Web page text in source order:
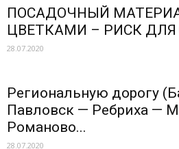
ПОСАДОЧНЫЙ
ЦВЕТКАМИ – РИСК
28.07.2020
Региональную дорогу
Павловск — Ребриха —
Романово...
28.07.2020